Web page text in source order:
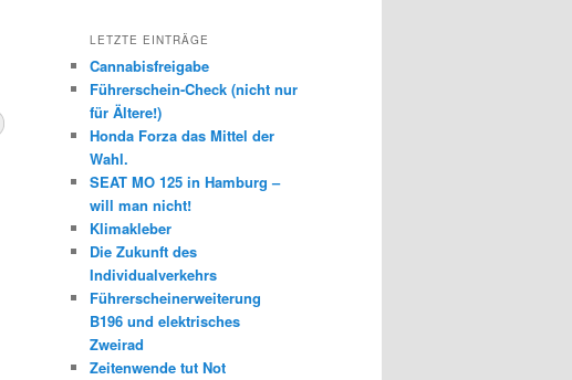
LETZTE EINTRÄGE
Cannabisfreigabe
Führerschein-Check (nicht nur
für Ältere!)
Honda Forza das Mittel der
Wahl.
SEAT MO 125 in Hamburg –
will man nicht!
Klimakleber
Die Zukunft des
Individualverkehrs
Führerscheinerweiterung
B196 und elektrisches
Zweirad
Zeitenwende tut Not